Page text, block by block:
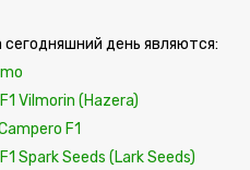
день являются:
Vilmorin (Hazera)
F1
Spark Seeds (Lark Seeds)